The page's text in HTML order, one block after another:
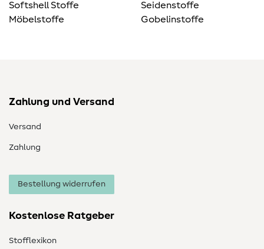
Softshell Stoffe
Möbelstoffe
Seidenstoffe
Gobelinstoffe
Zahlung und Versand
Versand
Zahlung
Bestellung widerrufen
Kostenlose Ratgeber
Stofflexikon